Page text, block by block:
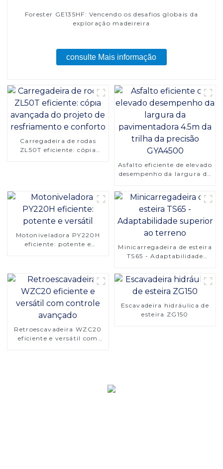
Forester GE135HF: Vencendo os desafios globais da
exploração madeireira
consulte Mais informação
Carregadeira de rodas
ZL50T eficiente: cópia
Asfalto eficiente de elevado
desempenho da largura da
GYA4500
Motoniveladora PY220H
eficiente: potente e
Minicarregadeira de esteira
TS65 - Adaptabilidade
Retroescavadeira WZC20
eficiente e versátil com
Escavadeira hidráulica de
esteira ZG150